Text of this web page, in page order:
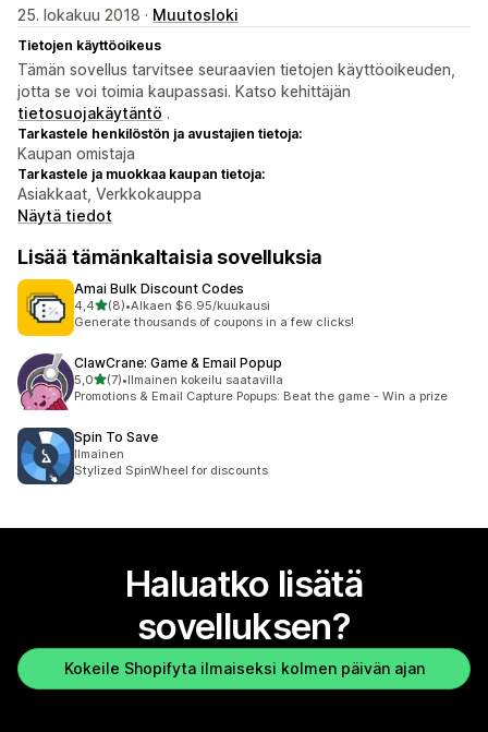
25. lokakuu 2018 · Muutosloki
Tietojen käyttöoikeus
Tämän sovellus tarvitsee seuraavien tietojen käyttöoikeuden,
jotta se voi toimia kaupassasi. Katso kehittäjän
tietosuojakäytäntö .
Tarkastele henkilöstön ja avustajien tietoja:
Kaupan omistaja
Tarkastele ja muokkaa kaupan tietoja:
Asiakkaat, Verkkokauppa
Näytä tiedot
Lisää tämänkaltaisia sovelluksia
Amai Bulk Discount Codes
4,4/ 5 tähteä
(8)
8 arvostelua yhteensä
•Alkaen $6.95/kuukausi
Generate thousands of coupons in a few clicks!
ClawCrane: Game & Email Popup
5,0/ 5 tähteä
(7)
7 arvostelua yhteensä
•Ilmainen kokeilu saatavilla
Promotions & Email Capture Popups: Beat the game - Win a prize
Spin To Save
Ilmainen
Stylized SpinWheel for discounts
Haluatko lisätä
sovelluksen?
Kokeile Shopifyta ilmaiseksi kolmen päivän ajan